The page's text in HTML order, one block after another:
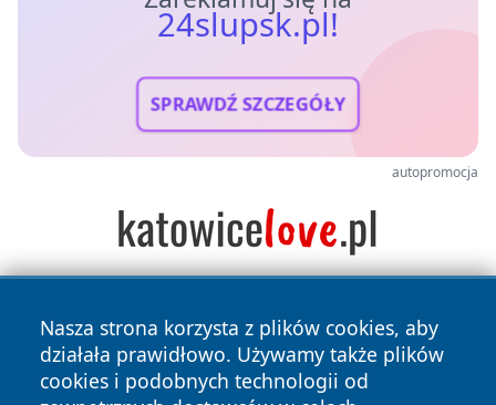
24slupsk.pl!
SPRAWDŹ SZCZEGÓŁY
autopromocja
Nasza strona korzysta z plików cookies, aby
działała prawidłowo. Używamy także plików
cookies i podobnych technologii od